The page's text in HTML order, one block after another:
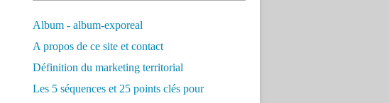
Album - album-exporeal
A propos de ce site et contact
Définition du marketing territorial
Les 5 séquences et 25 points clés pour